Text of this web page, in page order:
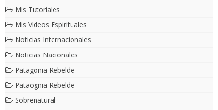
Mis Tutoriales
Mis Videos Espirituales
Noticias Internacionales
Noticias Nacionales
Patagonia Rebelde
Pataognia Rebelde
Sobrenatural